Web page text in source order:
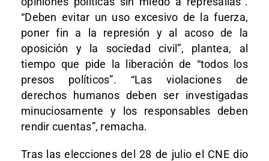
“Deben evitar un uso excesivo de la fuerza,
poner fin a la represión y al acoso de la
oposición y la sociedad civil”, plantea, al
tiempo que pide la liberación de “todos los
presos políticos”. “Las violaciones de
derechos humanos deben ser investigadas
minuciosamente y los responsables deben
rendir cuentas”, remacha.
Tras las elecciones del 28 de julio el CNE dio